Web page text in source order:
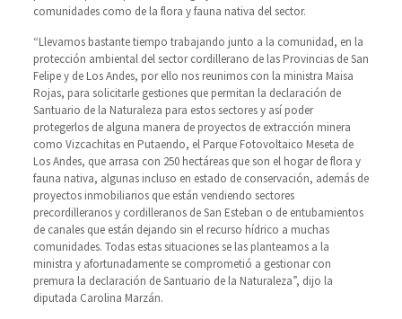
comunidades como de la flora y fauna nativa del sector.
“Llevamos bastante tiempo trabajando junto a la comunidad, en la
protección ambiental del sector cordillerano de las Provincias de San
Felipe y de Los Andes, por ello nos reunimos con la ministra Maisa
Rojas, para solicitarle gestiones que permitan la declaración de
Santuario de la Naturaleza para estos sectores y así poder
protegerlos de alguna manera de proyectos de extracción minera
como Vizcachitas en Putaendo, el Parque Fotovoltaico Meseta de
Los Andes, que arrasa con 250 hectáreas que son el hogar de flora y
fauna nativa, algunas incluso en estado de conservación, además de
proyectos inmobiliarios que están vendiendo sectores
precordilleranos y cordilleranos de San Esteban o de entubamientos
de canales que están dejando sin el recurso hídrico a muchas
comunidades. Todas estas situaciones se las planteamos a la
ministra y afortunadamente se comprometió a gestionar con
premura la declaración de Santuario de la Naturaleza”, dijo la
diputada Carolina Marzán.